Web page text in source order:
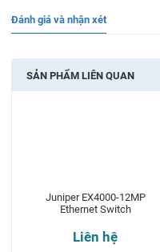
Đánh giá và nhận xét
SẢN PHẨM LIÊN QUAN
Juniper EX4000-12MP
Ethernet Switch
Liên hệ